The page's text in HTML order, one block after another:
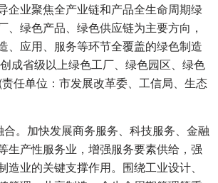
企业聚焦全产业链和产品全生命周期绿
、绿色产品、绿色供应链为主要方向，
、应用、服务等环节全覆盖的绿色制造
成省级以上绿色工厂、绿色园区、绿色
任单位：市发展改革委、工信局、生态
。加快发展商务服务、科技服务、金融
生产性服务业，增强服务要素供给，强
造业的关键支撑作用。围绕工业设计、